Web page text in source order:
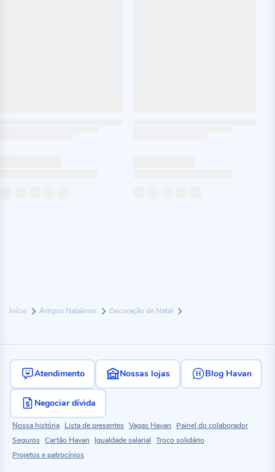
Início Artigos Natalinos Decoração de Natal
Atendimento Nossas lojas Blog Havan
Negociar dívida
Nossa história Lista de presentes Vagas Havan
Painel do colaborador
Seguros Cartão Havan Igualdade salarial Troco solidário
Projetos e patrocínios